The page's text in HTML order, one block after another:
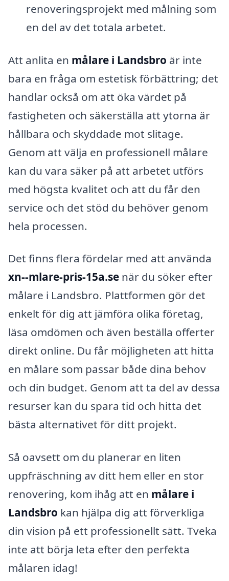
renoveringsprojekt med målning som
en del av det totala arbetet.
Att anlita en målare i Landsbro är inte
bara en fråga om estetisk förbättring; det
handlar också om att öka värdet på
fastigheten och säkerställa att ytorna är
hållbara och skyddade mot slitage.
Genom att välja en professionell målare
kan du vara säker på att arbetet utförs
med högsta kvalitet och att du får den
service och det stöd du behöver genom
hela processen.
Det finns flera fördelar med att använda
xn--mlare-pris-15a.se när du söker efter
målare i Landsbro. Plattformen gör det
enkelt för dig att jämföra olika företag,
läsa omdömen och även beställa offerter
direkt online. Du får möjligheten att hitta
en målare som passar både dina behov
och din budget. Genom att ta del av dessa
resurser kan du spara tid och hitta det
bästa alternativet för ditt projekt.
Så oavsett om du planerar en liten
uppfräschning av ditt hem eller en stor
renovering, kom ihåg att en målare i
Landsbro kan hjälpa dig att förverkliga
din vision på ett professionellt sätt. Tveka
inte att börja leta efter den perfekta
målaren idag!